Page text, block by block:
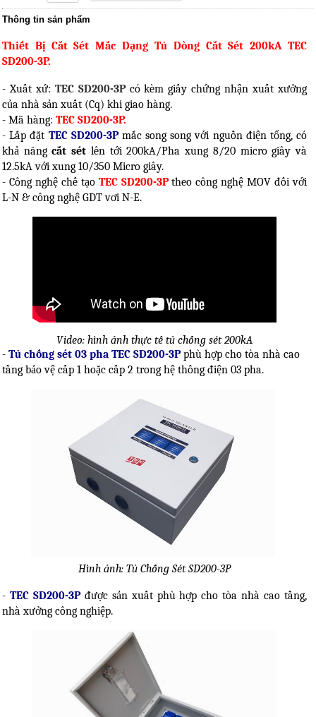
Thông tin sản phẩm
Thiết Bị Cắt Sét Mắc Dạng Tủ Dòng Cắt Sét 200kA TEC
SD200-3P.
- Xuất xứ: TEC SD200-3Pcó kèm giấy chứng nhận xuất xưởng
của nhà sản xuất (Cq) khi giao hàng.
- Mã hàng: TEC SD200-3P.
- Lắp đặt TEC SD200-3Pmắc song song với nguồn điện tổng, có
khả năngcắt sét lên tới 200kA/Pha xung 8/20 micro giây và
12.5kA với xung 10/350 Micro giây.
- Công nghệ chế tạo TEC SD200-3Ptheo công nghệ MOV đối với
L-N & công nghệ GDT vơi N-E.
Video: hình ảnh thực tế tủ chống sét 200kA
- Tủ chống sét 03 pha TEC SD200-3Pphù hợp cho tòa nhà cao
tầng bảo vệ cấp 1 hoặc cấp 2 trong hệ thống điện 03 pha.
Hình ảnh: Tủ Chống Sét SD200-3P
- TEC SD200-3Pđược sản xuất phù hợp cho tòa nhà cao tầng,
nhà xưởng công nghiệp.